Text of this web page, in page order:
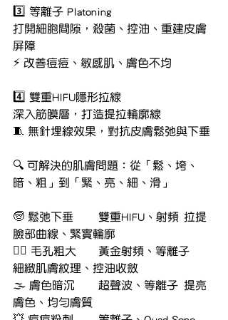
3️⃣ 等離子 Platoning
打開細胞間隙，殺菌、控油、重建皮膚
屏障
⚡ 改善痘痘、敏感肌、膚色不均
4️⃣ 雙重HIFU隱形拉線
深入筋膜層，打造提拉輪廓線
🧵 無針埋線效果，對抗皮膚鬆弛與下垂
🔍 可解決的肌膚問題：從「鬆、垮、
暗、粗」到「緊、亮、細、滑」
🧓 鬆弛下垂	雙重HIFU、射頻	拉提
臉部曲線、緊實輪廓
🧖‍♀️ 毛孔粗大	黃金射頻、等離子
細緻肌膚紋理、控油收斂
🌫️ 膚色暗沉	超聲波、等離子	提亮
膚色、均勻膚質